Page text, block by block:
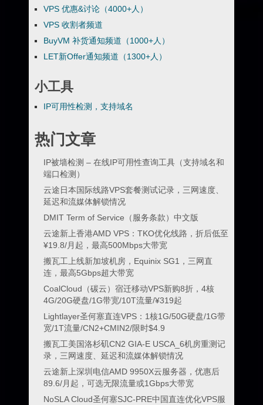
VPS 优惠&讨论（4000+人）
VPS 收割者频道
BuyVM 补货通知频道（1000+人）
LET新Offer通知频道（1300+人）
小工具
IP可用性检测，支持域名
热门文章
IP被墙检测 – 在线IP可用性查询工具（支持域名和
端口检测）
云途日本国际线路VPS套餐测试记录，三网速度、
延迟和流媒体解锁情况
DMIT Term of Service（服务条款）中文版
云途新上香港AMD VPS：TKO优化线路，折后低至
¥19.8/月起，最高500Mbps大带宽
搬瓦工上线新加坡机房，Equinix SG1，三网直
连，最高5Gbps超大带宽
CoalCloud（碳云）宿迁移动VPS新购8折，4核
4G/20G硬盘/1G带宽/10T流量/¥319起
Lightlayer圣何塞直连VPS：1核1G/50G硬盘/1G带
宽/1T流量/CN2+CMIN2/限时$4.9
搬瓦工美国洛杉矶CN2 GIA-E USCA_6机房重测记
录，三网速度、延迟和流媒体解锁情况
云途新上深圳电信AMD 9950X云服务器，优惠后
89.6/月起，可选无限流量或1Gbps大带宽
NoSLA Cloud圣何塞SJC-PRE中国直连优化VPS服